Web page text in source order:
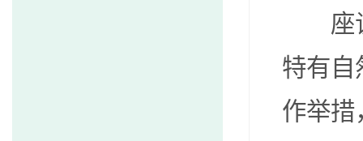
座谈
特有自
作举措